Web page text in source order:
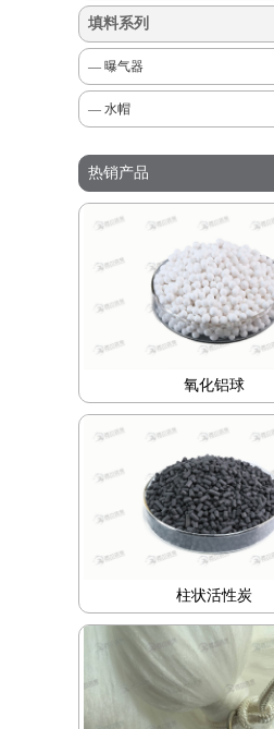
填料系列
— 曝气器
— 水帽
热销产品
氧化铝球
柱状活性炭